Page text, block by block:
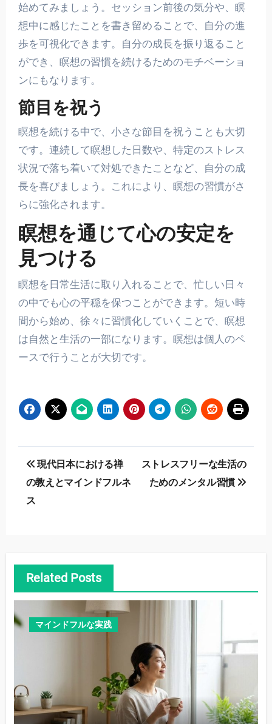
始めてみましょう。セッション前後の気分や、瞑
想中に感じたことを書き留めることで、自分の進
歩を可視化できます。自分の成長を振り返ること
ができ、瞑想の習慣を続けるためのモチベーショ
ンにもなります。
節目を祝う
瞑想を続ける中で、小さな節目を祝うことも大切
です。連続して瞑想した日数や、特定のストレス
状況で落ち着いて対処できたことなど、自分の成
長を喜びましょう。これにより、瞑想の習慣がさ
らに強化されます。
瞑想を通じて心の安定を
見つける
瞑想を日常生活に取り入れることで、忙しい日々
の中でも心の平穏を保つことができます。短い時
間から始め、徐々に習慣化していくことで、瞑想
は自然と生活の一部になります。瞑想は個人のペ
ースで行うことが大切です。
投
稿
ナ
ー
シ
ョ
現代日本における禅
の教えとマインドフルネ
ス
ストレスフリーな生活の
ためのメンタル習慣
Related Posts
マインドフルな実践